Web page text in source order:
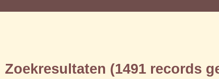
Zoekresultaten (1491 records